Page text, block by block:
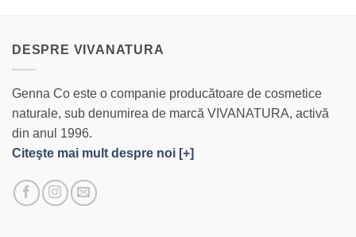
DESPRE VIVANATURA
Genna Co este o companie producătoare de cosmetice
naturale, sub denumirea de marcă VIVANATURA, activă
din anul 1996.
Citeşte mai mult despre noi [+]